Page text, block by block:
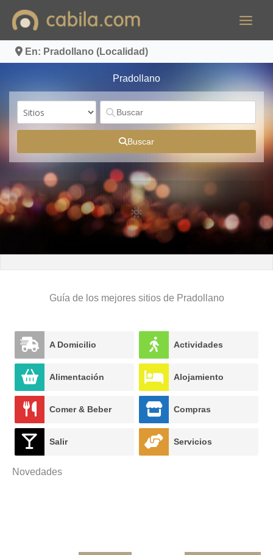
contenido
En: Pradollano (Localidad)
Pradollano
Buscar
Guía de los mejores sitios de Pradollano
A Domicilio Actividades
Alimentación Alojamiento
Comer & Beber Compras
Salir Servicios
Novedades